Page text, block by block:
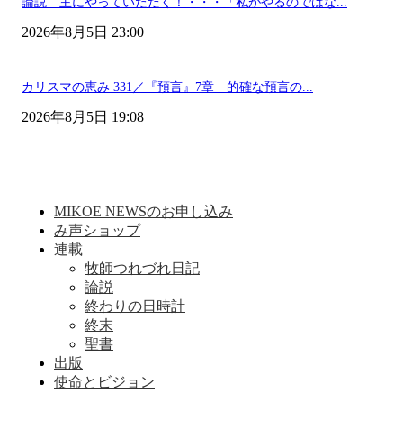
2026年8月5日 23:00
カリスマの恵み 331／『預言』7章 的確な預言の...
2026年8月5日 19:08
MIKOE NEWSのお申し込み
み声ショップ
連載
牧師つれづれ日記
論説
終わりの日時計
終末
聖書
出版
使命とビジョン